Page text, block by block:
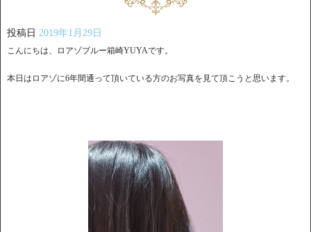
投稿日 2019年1月29日
こんにちは、ロアゾブルー箱崎YUYAです。
本日はロアゾに6年間通って頂いている方のお写真を見て頂こうと思います。